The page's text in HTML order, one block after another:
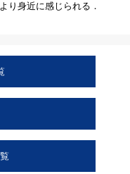
り身近に感じられる．